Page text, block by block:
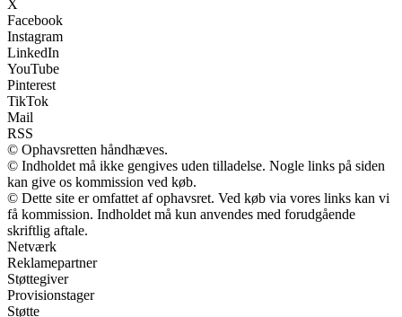
X
Facebook
Instagram
LinkedIn
YouTube
Pinterest
TikTok
Mail
RSS
© Ophavsretten håndhæves.
© Indholdet må ikke gengives uden tilladelse. Nogle links på siden
kan give os kommission ved køb.
© Dette site er omfattet af ophavsret. Ved køb via vores links kan vi
få kommission. Indholdet må kun anvendes med forudgående
skriftlig aftale.
Netværk
Reklamepartner
Støttegiver
Provisionstager
Støtte